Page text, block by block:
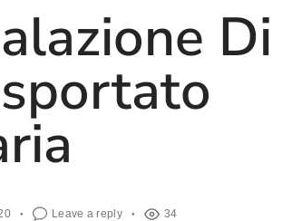
Di
Leave a reply 34